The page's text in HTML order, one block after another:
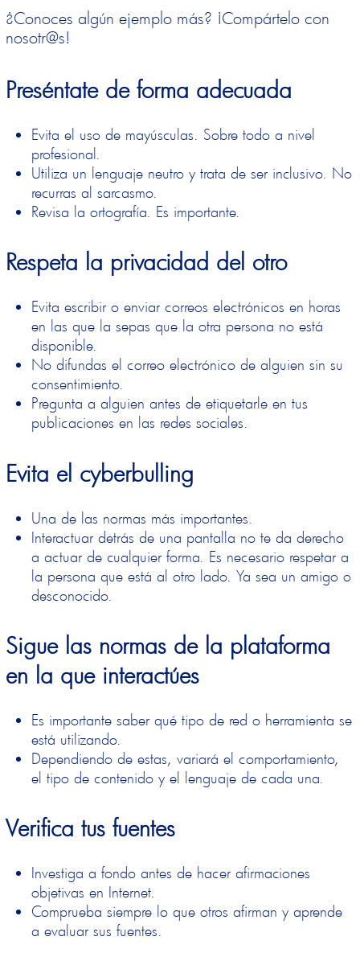
¿Conoces algún ejemplo más? ¡Compártelo con
nosotr@s!
Preséntate de forma adecuada
Evita el uso de mayúsculas. Sobre todo a nivel
profesional.
Utiliza un lenguaje neutro y trata de ser inclusivo. No
recurras al sarcasmo.
Revisa la ortografía. Es importante.
Respeta la privacidad del otro
Evita escribir o enviar correos electrónicos en horas
en las que la sepas que la otra persona no está
disponible.
No difundas el correo electrónico de alguien sin su
consentimiento.
Pregunta a alguien antes de etiquetarle en tus
publicaciones en las redes sociales.
Evita el cyberbulling
Una de las normas más importantes.
Interactuar detrás de una pantalla no te da derecho
a actuar de cualquier forma. Es necesario respetar a
la persona que está al otro lado. Ya sea un amigo o
desconocido.
Sigue las normas de la plataforma
en la que interactúes
Es importante saber qué tipo de red o herramienta se
está utilizando.
Dependiendo de estas, variará el comportamiento,
el tipo de contenido y el lenguaje de cada una.
Verifica tus fuentes
Investiga a fondo antes de hacer afirmaciones
objetivas en Internet.
Comprueba siempre lo que otros afirman y aprende
a evaluar sus fuentes.